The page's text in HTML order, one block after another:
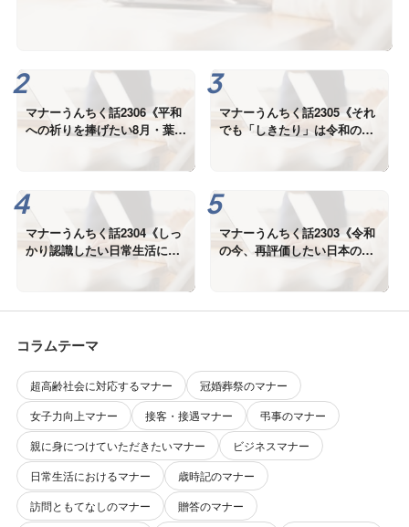
マナーうんちく話2306《平和
への祈りを捧げたい8月・葉
マナーうんちく話2305《それ
でも「しきたり」は令和の
今、本当に必要なの？》
マナーうんちく話2304《しっ
かり認識したい日常生活にお
ける「しきたり」の役割》
マナーうんちく話2303《令和
の今、再評価したい日本の美
コラムテーマ
超高齢社会に対応するマナー
冠婚葬祭のマナー
女子力向上マナー
接客・接遇マナー
弔事のマナー
親に身につけていただきたいマナー
ビジネスマナー
日常生活におけるマナー
歳時記のマナー
訪問ともてなしのマナー
贈答のマナー